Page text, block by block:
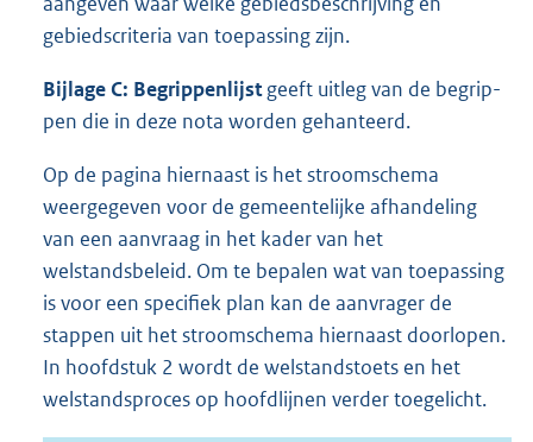
gebiedscriteria van toepassing zijn.
Bijlage C: Begrippenlijstgeeft uitleg van de begrip-
pen die in deze nota worden gehanteerd.
Op de pagina hiernaast is het stroomschema
weergegeven voor de gemeentelijke afhandeling
van een aanvraag in het kader van het
welstandsbeleid. Om te bepalen wat van toepassing
is voor een specifiek plan kan de aanvrager de
stappen uit het stroomschema hiernaast doorlopen.
In hoofdstuk 2 wordt de welstandstoets en het
welstandsproces op hoofdlijnen verder toegelicht.